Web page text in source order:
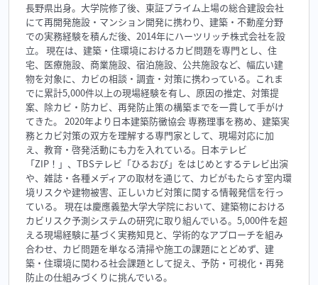
長野県出身。大学院修了後、東証プライム上場の総合建設会社
にて再開発施設・マンション開発に携わり、建築・不動産分野
での実務経験を積んだ後、2014年にハーツリッチ株式会社を設
立。 現在は、建築・住環境におけるカビ問題を専門とし、住
宅、医療施設、商業施設、宿泊施設、公共施設など、幅広い建
物を対象に、カビの相談・調査・対策に携わっている。これま
でに累計5,000件以上の現場経験を有し、原因の推定、対策提
案、除カビ・防カビ、再発防止策の構築までを一貫して手がけ
てきた。 2020年より日本建築防黴協会 専務理事を務め、建築実
務とカビ対策の双方を理解する専門家として、現場対応に加
え、教育・啓発活動にも力を入れている。日本テレビ
「ZIP！」、TBSテレビ「ひるおび」をはじめとするテレビ出演
や、雑誌・各種メディアの取材を通じて、カビがもたらす室内環
境リスクや建物被害、正しいカビ対策に関する情報発信を行っ
ている。 現在は慶應義塾大学大学院において、建築物における
カビリスク予測システムの研究に取り組んでいる。5,000件を超
える現場経験に基づく実務知見と、学術的なアプローチを組み
合わせ、カビ問題を単なる清掃や施工の課題にとどめず、建
築・住環境に関わる社会課題として捉え、予防・可視化・再発
防止の仕組みづくりに挑んでいる。